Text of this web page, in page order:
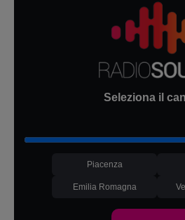
Seleziona il
Piacenza
Emilia Romagna